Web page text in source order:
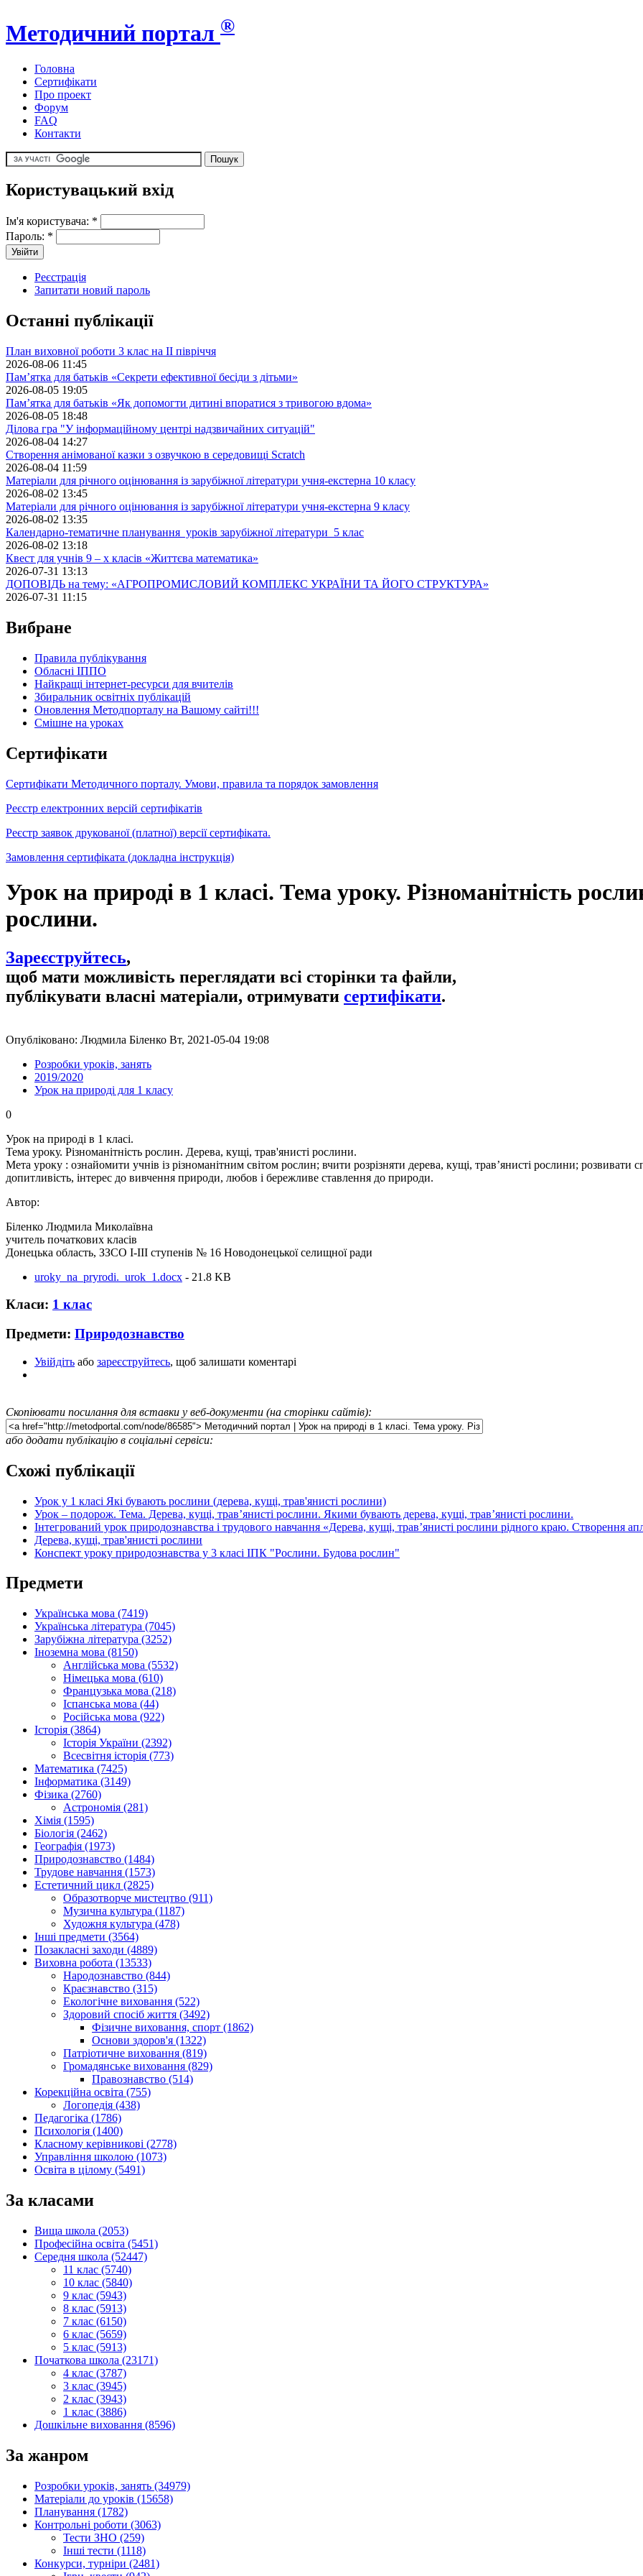
Методичний портал ®
Головна
Сертифікати
Про проект
Форум
FAQ
Контакти
Користувацький вхід
Ім'я користувача: *
Пароль: *
Реєстрація
Запитати новий пароль
Останні публікації
План виховної роботи 3 клас на II півріччя
2026-08-06 11:45
Пам’ятка для батьків «Секрети ефективної бесіди з дітьми»
2026-08-05 19:05
Пам’ятка для батьків «Як допомогти дитині впоратися з тривогою вдома»
2026-08-05 18:48
Ділова гра "У інформаційному центрі надзвичайних ситуацій"
2026-08-04 14:27
Створення анімованої казки з озвучкою в середовищі Scratch
2026-08-04 11:59
Матеріали для річного оцінювання із зарубіжної літератури учня-екстерна 10 класу
2026-08-02 13:45
Матеріали для річного оцінювання із зарубіжної літератури учня-екстерна 9 класу
2026-08-02 13:35
Календарно-тематичне планування уроків зарубіжної літератури 5 клас
2026-08-02 13:18
Квест для учнів 9 – х класів «Життєва математика»
2026-07-31 13:13
ДОПОВІДЬ на тему: «АГРОПРОМИСЛОВИЙ КОМПЛЕКС УКРАЇНИ ТА ЙОГО СТРУКТУРА»
2026-07-31 11:15
Вибране
Правила публікування
Обласні ІППО
Найкращі інтернет-ресурси для вчителів
Збиральник освітніх публікацій
Оновлення Методпорталу на Вашому сайті!!!
Cмішне на уроках
Сертифікати
Сертифікати Методичного порталу. Умови, правила та порядок замовлення
Реєстр електронних версій сертифікатів
Реєстр заявок друкованої (платної) версії сертифіката.
Замовлення сертифіката (докладна інструкція)
Урок на природі в 1 класі. Тема уроку. Різноманітність
рослини.
Зареєструйтесь,
щоб мати можливість переглядати всі сторінки та файли,
публікувати власні матеріали, отримувати сертифікати.
Опубліковано: Людмила Біленко Вт, 2021-05-04 19:08
Розробки уроків, занять
2019/2020
Урок на природі для 1 класу
0
Урок на природі в 1 класі.
Тема уроку. Різноманітність рослин. Дерева, кущі, трав'янисті рослини.
Мета уроку : ознайомити учнів із різноманітним світом рослин; вчити розрізняти дерева, кущі, трав’янисті рослини; розвивати
допитливість, інтерес до вивчення природи, любов і бережливе ставлення до природи.
Автор:
Біленко Людмила Миколаївна
учитель початкових класів
Донецька область, ЗЗСО І-ІІІ ступенів № 16 Новодонецької селищної ради
uroky_na_pryrodi._urok_1.docx - 21.8 KB
Класи: 1 клас
Предмети: Природознавство
Увійдіть або зареєструйтесь, щоб залишати коментарі
Скопіювати посилання для вставки у веб-документи (на сторінки сайтів):
або додати публікацію в соціальні сервіси:
Схожі публікації
Урок у 1 класі Які бувають рослини (дерева, кущі, трав'янисті рослини)
Урок – подорож. Тема. Дерева, кущі, трав’янисті рослини. Якими бувають дерева, кущі, трав’янисті рослини.
Інтегрований урок природознавства і трудового навчання «Дерева, кущі, трав’янисті рослини рідного краю. Створення
Дерева, кущі, трав'янисті рослини
Конспект уроку природознавства у 3 класі ІПК "Рослини. Будова рослин"
Предмети
Українська мова (7419)
Українська література (7045)
Зарубіжна література (3252)
Іноземна мова (8150)
Англійська мова (5532)
Німецька мова (610)
Французька мова (218)
Іспанська мова (44)
Російська мова (922)
Історія (3864)
Історія України (2392)
Всесвітня історія (773)
Математика (7425)
Інформатика (3149)
Фізика (2760)
Астрономія (281)
Хімія (1595)
Біологія (2462)
Географія (1973)
Природознавство (1484)
Трудове навчання (1573)
Естетичний цикл (2825)
Образотворче мистецтво (911)
Музична культура (1187)
Художня культура (478)
Інші предмети (3564)
Позакласні заходи (4889)
Виховна робота (13533)
Народознавство (844)
Краєзнавство (315)
Екологічне виховання (522)
Здоровий спосіб життя (3492)
Фізичне виховання, спорт (1862)
Основи здоров'я (1322)
Патріотичне виховання (819)
Громадянське виховання (829)
Правознавство (514)
Корекційна освіта (755)
Логопедія (438)
Педагогіка (1786)
Психологія (1400)
Класному керівникові (2778)
Управління школою (1073)
Освіта в цілому (5491)
За класами
Вища школа (2053)
Професійна освіта (5451)
Середня школа (52447)
11 клас (5740)
10 клас (5840)
9 клас (5943)
8 клас (5913)
7 клас (6150)
6 клас (5659)
5 клас (5913)
Початкова школа (23171)
4 клас (3787)
3 клас (3945)
2 клас (3943)
1 клас (3886)
Дошкільне виховання (8596)
За жанром
Розробки уроків, занять (34979)
Матеріали до уроків (15658)
Планування (1782)
Контрольні роботи (3063)
Тести ЗНО (259)
Інші тести (1118)
Конкурси, турніри (2481)